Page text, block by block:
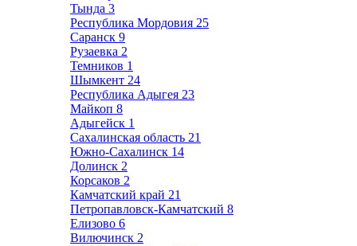
Тында 3
Республика Мордовия 25
Саранск 9
Рузаевка 2
Темников 1
Шымкент 24
Республика Адыгея 23
Майкоп 8
Адыгейск 1
Сахалинская область 21
Южно-Сахалинск 14
Долинск 2
Корсаков 2
Камчатский край 21
Петропавловск-Камчатский 8
Елизово 6
Вилючинск 2